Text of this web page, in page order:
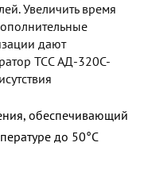
Увеличить время
дают
TCC АД-320С-
обеспечивающий
до 50°С